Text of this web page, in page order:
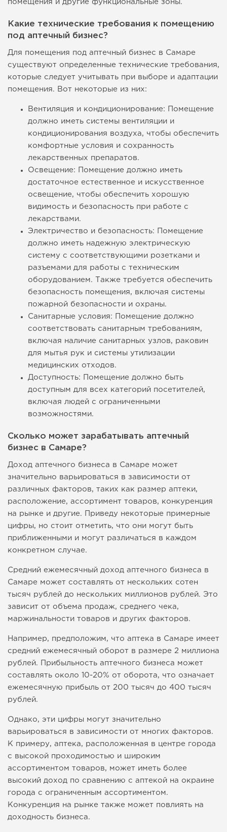
помещения и другие функциональные зоны.
Какие технические требования к помещению
под аптечный бизнес?
Для помещения под аптечный бизнес в Самаре
существуют определенные технические требования,
которые следует учитывать при выборе и адаптации
помещения. Вот некоторые из них:
Вентиляция и кондиционирование: Помещение
должно иметь системы вентиляции и
кондиционирования воздуха, чтобы обеспечить
комфортные условия и сохранность
лекарственных препаратов.
Освещение: Помещение должно иметь
достаточное естественное и искусственное
освещение, чтобы обеспечить хорошую
видимость и безопасность при работе с
лекарствами.
Электричество и безопасность: Помещение
должно иметь надежную электрическую
систему с соответствующими розетками и
разъемами для работы с техническим
оборудованием. Также требуется обеспечить
безопасность помещения, включая системы
пожарной безопасности и охраны.
Санитарные условия: Помещение должно
соответствовать санитарным требованиям,
включая наличие санитарных узлов, раковин
для мытья рук и системы утилизации
медицинских отходов.
Доступность: Помещение должно быть
доступным для всех категорий посетителей,
включая людей с ограниченными
возможностями.
Сколько может зарабатывать аптечный
бизнес в Самаре?
Доход аптечного бизнеса в Самаре может
значительно варьироваться в зависимости от
различных факторов, таких как размер аптеки,
расположение, ассортимент товаров, конкуренция
на рынке и другие. Приведу некоторые примерные
цифры, но стоит отметить, что они могут быть
приближенными и могут различаться в каждом
конкретном случае.
Средний ежемесячный доход аптечного бизнеса в
Самаре может составлять от нескольких сотен
тысяч рублей до нескольких миллионов рублей. Это
зависит от объема продаж, среднего чека,
маржинальности товаров и других факторов.
Например, предположим, что аптека в Самаре имеет
средний ежемесячный оборот в размере 2 миллиона
рублей. Прибыльность аптечного бизнеса может
составлять около 10-20% от оборота, что означает
ежемесячную прибыль от 200 тысяч до 400 тысяч
рублей.
Однако, эти цифры могут значительно
варьироваться в зависимости от многих факторов.
К примеру, аптека, расположенная в центре города
с высокой проходимостью и широким
ассортиментом товаров, может иметь более
высокий доход по сравнению с аптекой на окраине
города с ограниченным ассортиментом.
Конкуренция на рынке также может повлиять на
доходность бизнеса.